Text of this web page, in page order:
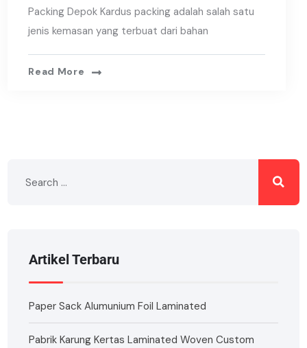
Packing Depok Kardus packing adalah salah satu
jenis kemasan yang terbuat dari bahan
Read More
Artikel Terbaru
Paper Sack Alumunium Foil Laminated
Pabrik Karung Kertas Laminated Woven Custom